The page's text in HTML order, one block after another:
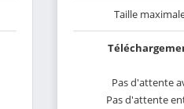
Taille
Pas d'attente
Pas d'attente